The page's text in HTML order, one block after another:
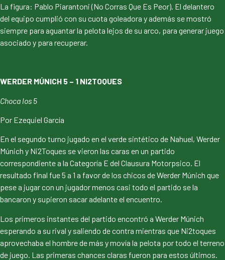
La figura: Pablo Piarantoni (No Corras Que Es Peor). El delantero
del equipo cumplió con su cuota goleadora y además se mostró
siempre para aguantar la pelota lejos de su arco, para generar juego
asociado y para recuperar.
WERDER MÚNICH 5 – 1 NI2TOQUES
Choca los 5
Por Ezequiel García
En el segundo turno jugado en el verde sintético de Nahuel, Werder
Múnich y Ni2Toques se vieron las caras en un partido
correspondiente a la Categoría E del Clausura Motorpsico. El
resultado final fue 5 a 1 a favor de los chicos de Werder Múnich que
pese a jugar con un jugador menos casi todo el partido se la
bancaron y supieron sacar adelante el encuentro.
Los primeros instantes del partido encontró a Werder Múnich
esperando a su rival y saliendo de contra mientras que Ni2toques
aprovechaba el hombre de más y movía la pelota por todo el terreno
de juego. Las primeras chances claras fueron para estos últimos.